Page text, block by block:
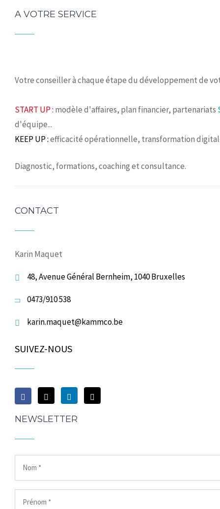
A VOTRE SERVICE
Votre conseiller à chaque étape du développement de
START UP : modèle d'affaires, plan financier, partenariats
d'équipe...
KEEP UP :efficacité opérationnelle, transformation
Diagnostic, formations, coaching et consultance.
CONTACT
Karin Maquet
48, Avenue Général Bernheim, 1040 Bruxelles
0473/910 538
karin.maquet@kammco.be
SUIVEZ-NOUS
NEWSLETTER